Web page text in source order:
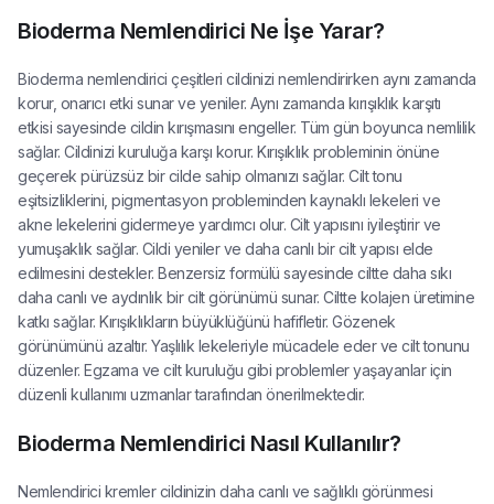
Bioderma Nemlendirici Ne İşe Yarar?
Bioderma nemlendirici çeşitleri cildinizi nemlendirirken aynı zamanda
korur, onarıcı etki sunar ve yeniler. Aynı zamanda kırışıklık karşıtı
etkisi sayesinde cildin kırışmasını engeller. Tüm gün boyunca nemlilik
sağlar. Cildinizi kuruluğa karşı korur. Kırışıklık probleminin önüne
geçerek pürüzsüz bir cilde sahip olmanızı sağlar. Cilt tonu
eşitsizliklerini, pigmentasyon probleminden kaynaklı lekeleri ve
akne lekelerini gidermeye yardımcı olur. Cilt yapısını iyileştirir ve
yumuşaklık sağlar. Cildi yeniler ve daha canlı bir cilt yapısı elde
edilmesini destekler. Benzersiz formülü sayesinde ciltte daha sıkı
daha canlı ve aydınlık bir cilt görünümü sunar. Ciltte kolajen üretimine
katkı sağlar. Kırışıklıkların büyüklüğünü hafifletir. Gözenek
görünümünü azaltır. Yaşlılık lekeleriyle mücadele eder ve cilt tonunu
düzenler. Egzama ve cilt kuruluğu gibi problemler yaşayanlar için
düzenli kullanımı uzmanlar tarafından önerilmektedir.
Bioderma Nemlendirici Nasıl Kullanılır?
Nemlendirici kremler cildinizin daha canlı ve sağlıklı görünmesi